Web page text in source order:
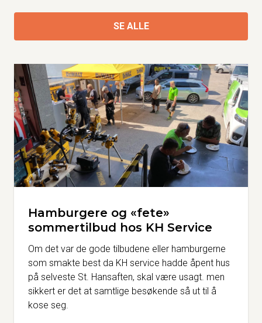
Hamburgere og «fete»
sommertilbud hos KH Service
Om det var de gode tilbudene eller hamburgerne
som smakte best da KH service hadde åpent hus
på selveste St. Hansaften, skal være usagt. men
sikkert er det at samtlige besøkende så ut til å
kose seg.